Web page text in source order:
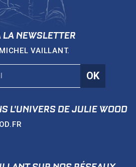
NEWSLETTER
MICHEL VAILLANT.
OK
L'UNIVERS DEJULIE WOOD